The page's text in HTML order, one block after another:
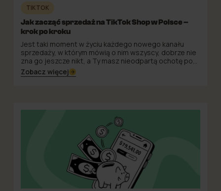
TIKTOK
Jak zacząć sprzedaż na TikTok Shop w Polsce –
krok po kroku
Jest taki moment w życiu każdego nowego kanału
sprzedaży, w którym mówią o nim wszyscy, dobrze nie
zna go jeszcze nikt, a Ty masz nieodpartą ochotę po
prostu się zarejestrować i zobaczyć, co z tego
wyjdzie. TikTok Shop jest właśnie w tym momencie. I
łapią realną przewagę, dopóki konkurencja jeszcze się
Zobacz więcej